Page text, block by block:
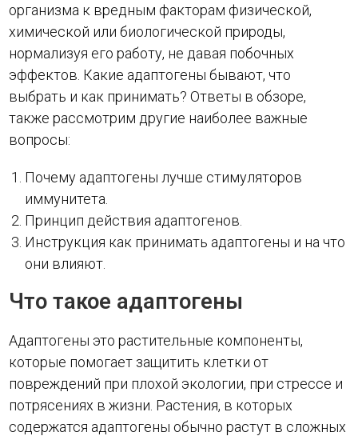
организма к вредным факторам физической,
химической или биологической природы,
нормализуя его работу, не давая побочных
эффектов. Какие адаптогены бывают, что
выбрать и как принимать? Ответы в обзоре,
также рассмотрим другие наиболее важные
вопросы:
Почему адаптогены лучше стимуляторов
иммунитета.
Принцип действия адаптогенов.
Инструкция как принимать адаптогены и на что
они влияют.
Что такое адаптогены
Адаптогены это растительные компоненты,
которые помогает защитить клетки от
повреждений при плохой экологии, при стрессе и
потрясениях в жизни. Растения, в которых
содержатся адаптогены обычно растут в сложных